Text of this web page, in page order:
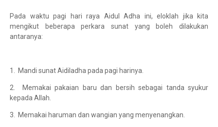
Pada waktu pagi hari raya Aidul Adha ini, eloklah jika kita
mengikut beberapa perkara sunat yang boleh dilakukan
antaranya:
1. Mandi sunat Aidiladha pada pagi harinya.
2. Memakai pakaian baru dan bersih sebagai tanda syukur
kepada Allah.
3. Memakai haruman dan wangian yang menyenangkan.